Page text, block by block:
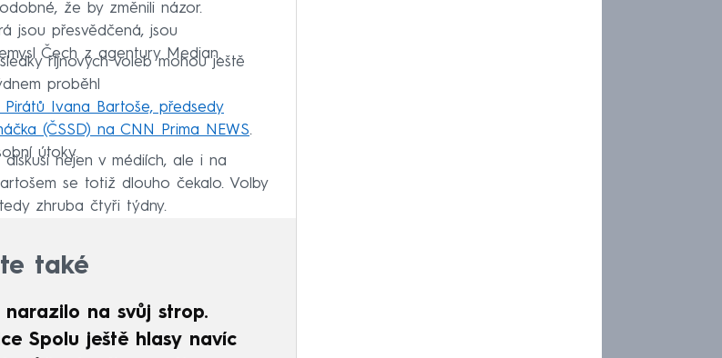
že by změnili názor.
jsou přesvědčená, jsou
Čech z agentury Median.
říjnových voleb mohou ještě
proběhl
Ivana Bartoše, předsedy
(ČSSD) na CNN Prima NEWS.
útoky.
nejen v médiích, ale i na
se totiž dlouho čekalo. Volby
zhruba čtyři týdny.
také
narazilo na svůj strop.
Spolu ještě hlasy navíc